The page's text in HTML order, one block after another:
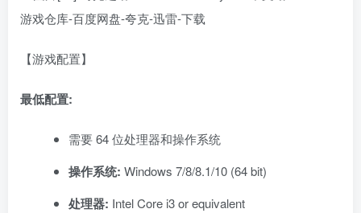
【游戏配置】
最低配置:
需要 64 位处理器和操作系统
操作系统: Windows 7/8/8.1/10 (64 bit)
处理器: Intel Core i3 or equivalent